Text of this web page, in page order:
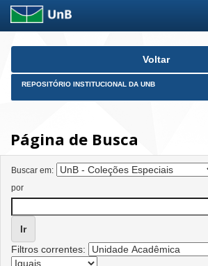
Skip
Voltar
REPOSITÓRIO INSTITUCIONAL DA UNB
Página de Busca
Buscar em:
por
Filtros correntes: